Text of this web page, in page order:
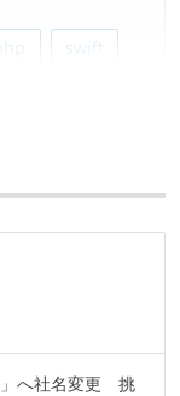
swift
」へ社名変更 挑